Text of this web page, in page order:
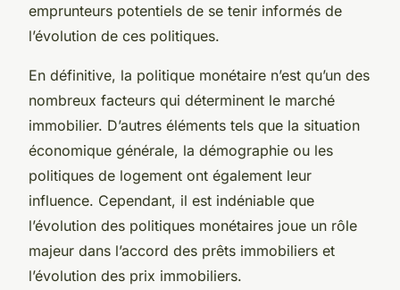
emprunteurs potentiels de se tenir informés de
l’évolution de ces politiques.
En définitive, la politique monétaire n’est qu’un des
nombreux facteurs qui déterminent le marché
immobilier. D’autres éléments tels que la situation
économique générale, la démographie ou les
politiques de logement ont également leur
influence. Cependant, il est indéniable que
l’évolution des politiques monétaires joue un rôle
majeur dans l’accord des prêts immobiliers et
l’évolution des prix immobiliers.